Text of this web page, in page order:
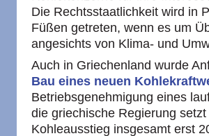
Die Rechtsstaatlichkeit wird in
Füßen getreten, wenn es um
angesichts von Klima- und
Auch in Griechenland wurde
Bau eines neuen
Betriebsgenehmigung eines
die griechische Regierung
Kohleausstieg insgesamt erst